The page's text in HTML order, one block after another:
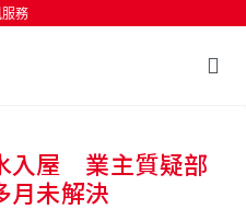
務
始搜尋
入屋 業主質疑部
月未解決